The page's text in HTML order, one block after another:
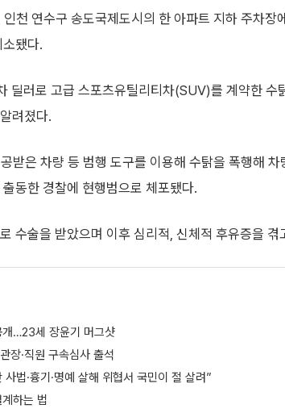
천 연수구 송도국제도시의 한 아파트 지하 주차장
됐다.
딜러로 고급 스포츠유틸리티차(SUV)를 계약한 수
려졌다.
받은 차량 등 범행 도구를 이용해 수탉을 폭행해
동한 경찰에 현행범으로 체포됐다.
수술을 받았으며 이후 심리적, 신체적 후유증을 겪
개…23세 장윤기 머그샷
장·직원 구속심사 출석
법·흉기·명예 살해 위협서 국민이 절 살려”
하는 법